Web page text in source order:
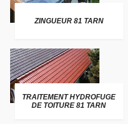
ZINGUEUR 81 TARN
TRAITEMENT HYDROFUGE
DE TOITURE 81 TARN